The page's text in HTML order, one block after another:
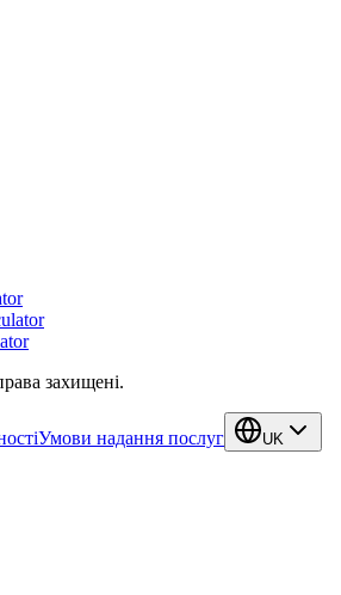
захищені.
Умови надання послуг UK